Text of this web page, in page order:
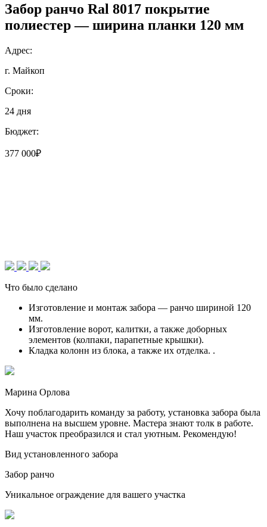
Забор ранчо Ral 8017 покрытие
полиестер — ширина планки 120 мм
Адрес:
г. Майкоп
Сроки:
24 дня
Бюджет:
377 000₽
Что было сделано
Изготовление и монтаж забора — ранчо шириной 120
мм.
Изготовление ворот, калитки, а также доборных
элементов (колпаки, парапетные крышки).
Кладка колонн из блока, а также их отделка. .
Марина Орлова
Хочу поблагодарить команду за работу, установка забора была
выполнена на высшем уровне. Мастера знают толк в работе.
Наш участок преобразился и стал уютным. Рекомендую!
Вид установленного забора
Забор ранчо
Уникальное ограждение для вашего участка